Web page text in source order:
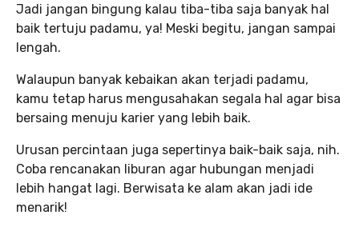
Jadi jangan bingung kalau tiba-tiba saja banyak hal
baik tertuju padamu, ya! Meski begitu, jangan sampai
lengah.
Walaupun banyak kebaikan akan terjadi padamu,
kamu tetap harus mengusahakan segala hal agar bisa
bersaing menuju karier yang lebih baik.
Urusan percintaan juga sepertinya baik-baik saja, nih.
Coba rencanakan liburan agar hubungan menjadi
lebih hangat lagi. Berwisata ke alam akan jadi ide
menarik!